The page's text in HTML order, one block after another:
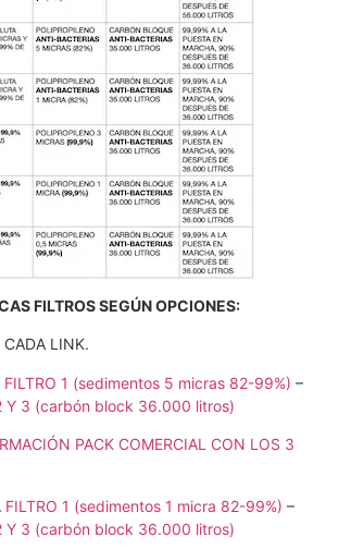
FILTROS SEGÚN OPCIONES:
CADA LINK.
FILTRO 1 (sedimentos 5 micras 82-99%) –
Y 3 (carbón block 36.000 litros)
PACK COMERCIAL CON LOS 3
FILTRO 1 (sedimentos 1 micra 82-99%) –
Y 3 (carbón block 36.000 litros)